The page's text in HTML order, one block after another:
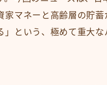
家マネーと高齢層の貯
という、極めて重大な